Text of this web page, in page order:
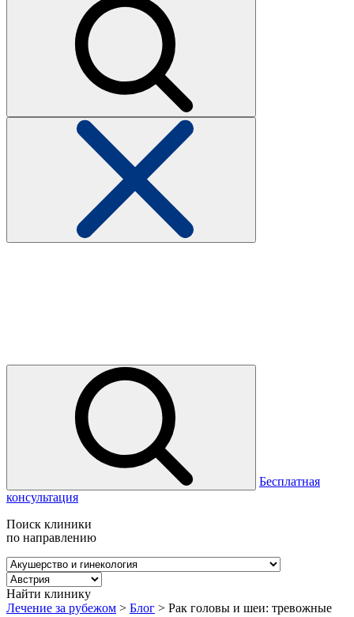
Бесплатная
консультация
Поиск клиники
по направлению
Найти клинику
Лечение за рубежом > Блог > Рак головы и шеи: тревожные